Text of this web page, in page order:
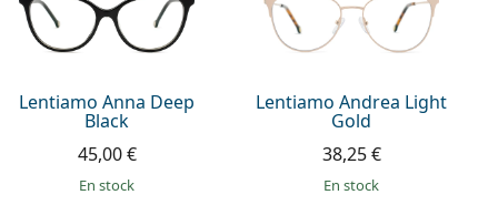
Lentiamo Anna Deep
Black
45,00 €
en stock
Lentiamo Andrea Light
Gold
38,25 €
en stock